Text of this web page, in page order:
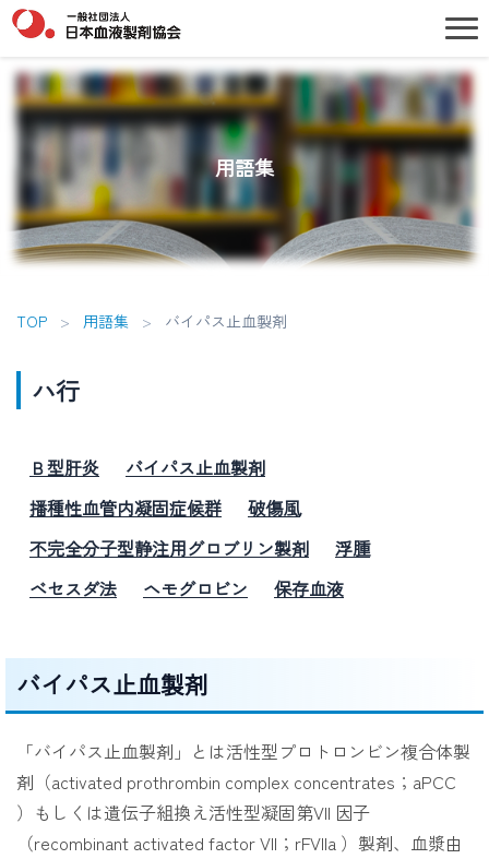
用語集
TOP > 用語集 > バイパス止血製剤
ハ行
Ｂ型肝炎
バイパス止血製剤
播種性血管内凝固症候群
破傷風
不完全分子型静注用グロブリン製剤
浮腫
ベセスダ法
ヘモグロビン 保存血液
バイパス止血製剤
「バイパス止血製剤」とは活性型プロトロンビン複合体製
剤（activated prothrombin complex concentrates；aPCC
）もしくは遺伝子組換え活性型凝固第VII 因子
（recombinant activated factor VII；rFVIIa ）製剤、血漿由